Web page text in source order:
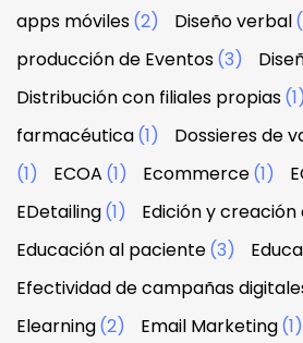
apps móviles(2) Diseño verbal
producción de Eventos(3)
Distribución con filiales propias(1)
farmacéutica(1) Dossieres de
(1)
ECOA (1) Ecommerce(1)
EDetailing(1) Edición y
Educación al paciente(3)
Efectividad de campañas
Elearning(2) Email Marketing(1)